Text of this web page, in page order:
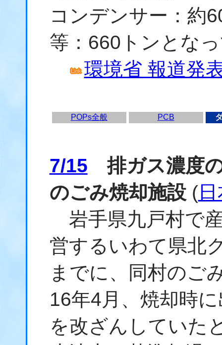
コンデンサー：約
等：660トンとな
環境省 報道発
POPs全般 PCB
7/15 排ガス濃度
のごみ焼却施設(日
岩手県九戸村で
営するいわて県北
までに、同村のご
16年4月、焼却時
を改ざんしていた